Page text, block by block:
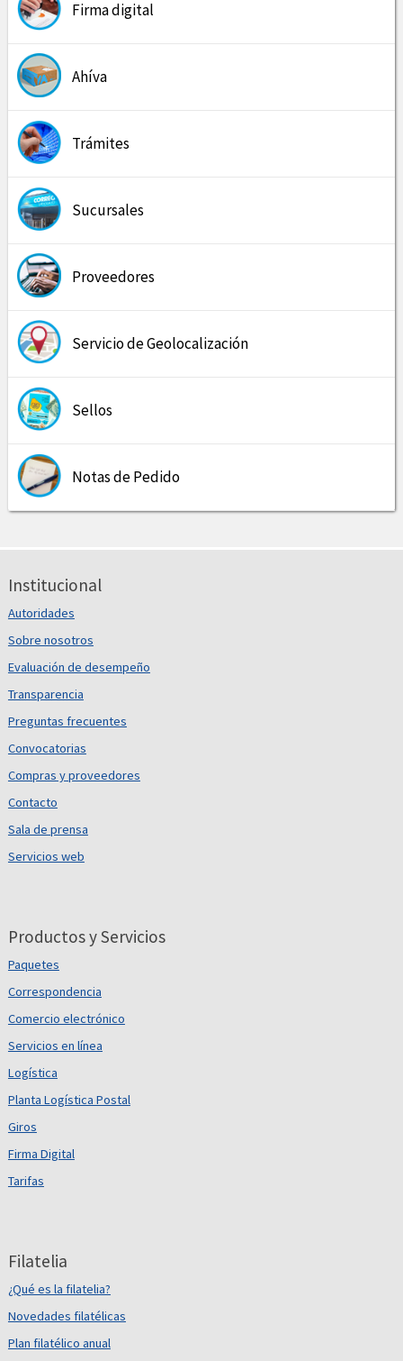
Firma digital
Ahíva
Trámites
Sucursales
Proveedores
Servicio de Geolocalización
Sellos
Notas de Pedido
Institucional
Autoridades
Sobre nosotros
Evaluación de desempeño
Transparencia
Preguntas frecuentes
Convocatorias
Compras y proveedores
Contacto
Sala de prensa
Servicios web
Productos y Servicios
Paquetes
Correspondencia
Comercio electrónico
Servicios en línea
Logística
Planta Logística Postal
Giros
Firma Digital
Tarifas
Filatelia
¿Qué es la filatelia?
Novedades filatélicas
Plan filatélico anual